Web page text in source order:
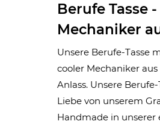
Berufe Tasse
Mechaniker
Unsere Berufe-Tasse
cooler Mechaniker
Anlass. Unsere
Liebe von unserem
Handmade in unserer